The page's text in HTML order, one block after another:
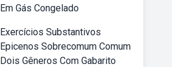
Em Gás Congelado
Exercícios Substantivos
Epicenos Sobrecomum Comum
Dois Gêneros Com Gabarito